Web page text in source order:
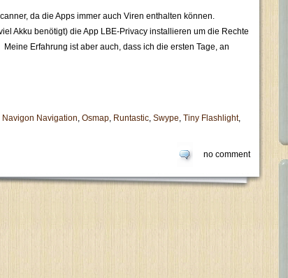
da die Apps immer auch Viren enthalten können.
Akku benötigt) die App LBE-Privacy installieren um die Rechte
Erfahrung ist aber auch, dass ich die ersten Tage, an
Navigon Navigation, Osmap, Runtastic, Swype, Tiny Flashlight,
no comment